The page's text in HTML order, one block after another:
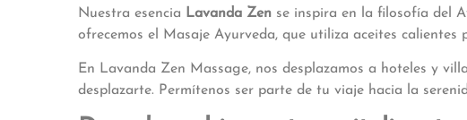
Nuestra esencia Lavanda Zen se inspira en la filosofía del
ofrecemos el Masaje Ayurveda, que utiliza aceites calientes
En Lavanda Zen Massage, nos desplazamos a hoteles y
desplazarte. Permítenos ser parte de tu viaje hacia la